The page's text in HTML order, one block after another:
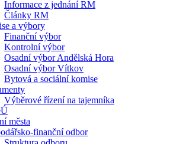
Informace z jednání RM
Články RM
a výbory
Finanční výbor
Kontrolní výbor
Osadní výbor Andělská Hora
Osadní výbor Vítkov
Bytová a sociální komise
Výběrové řízení na tajemníka
města
finanční odbor